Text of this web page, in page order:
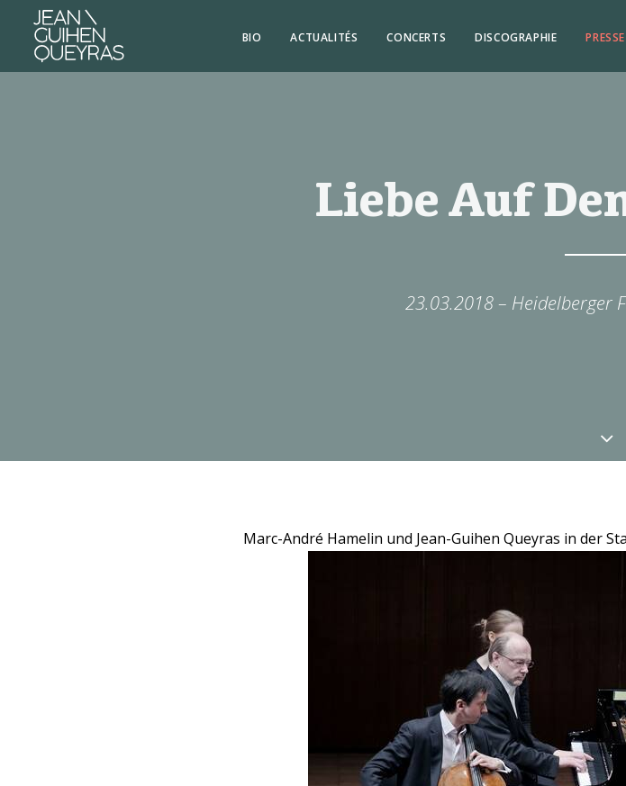
BIO ACTUALITÉS CONCERTS DISCOGRAPHIE PRESSE
Liebe Auf
23.03.2018 – Heidelberger
Marc-André Hamelin und Jean-Guihen Queyras in der